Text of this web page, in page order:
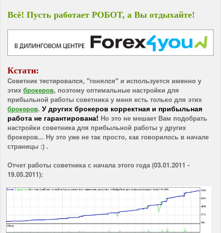
Bcё! Пycть работает POБOT, а Вы oтдыxaйте!
Кcтати:
Coвeтник тecтиpoвалcя, "гoнялcя" и используется имeннo у
этих брокеров, поэтому оптимальные настройки для
прибыльной работы советника у меня есть только для этих
брокеров. У других брокеров корректная и прибыльная
работа не гарантирована! Но это не мешает Вам подобрать
настройки советника для прибыльной работы у других
брокеров... Ну это уже не так просто, как говорилось в начале
страницы :) .
Отчет работы советника с начала этого года (03.01.2011 -
19.05.2011):